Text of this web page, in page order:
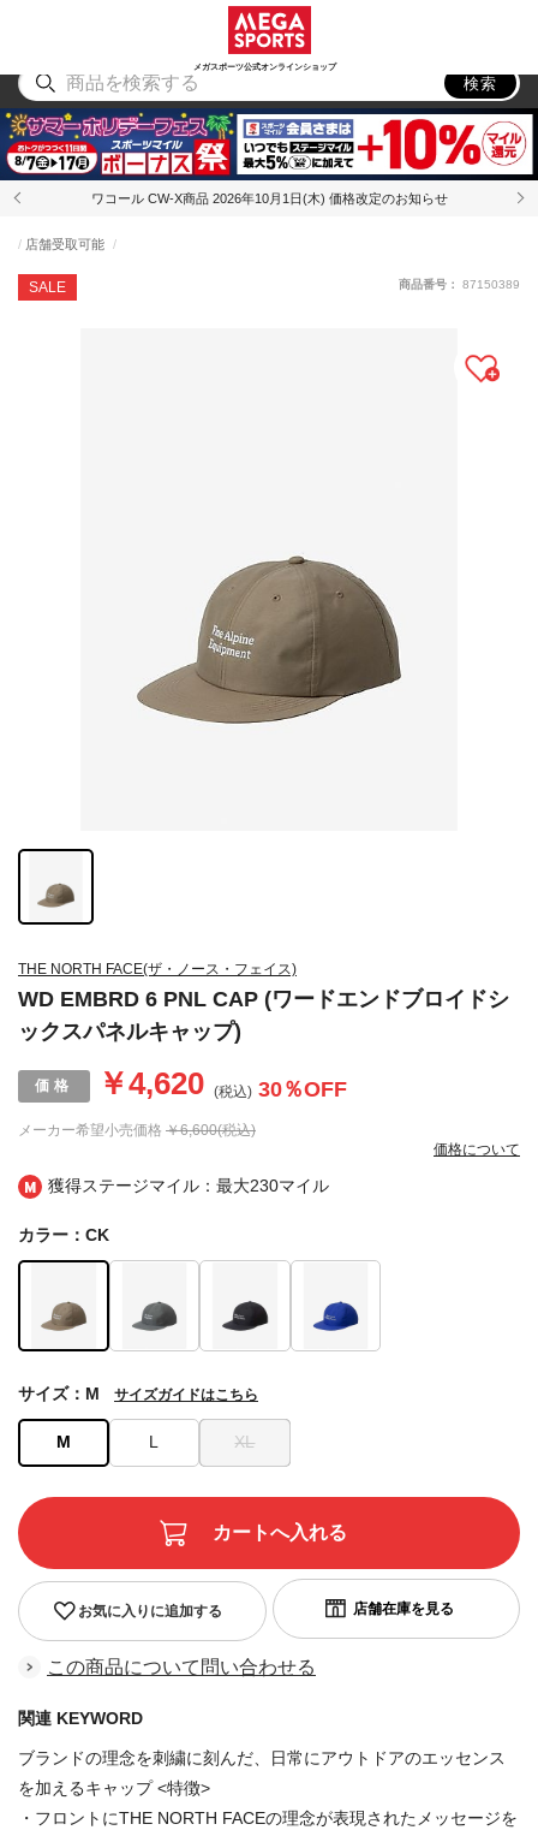
メガスポーツ公式オンラインショップ
アウトドア
検索
ワコール CW-X商品 2026年10月1日(木) 価格改定のお知らせ
獲得ステージマイル：最大230マイル
THE NORTH FACE(ザ・ノース・フェイス)
WD EMBRD 6 PNL CAP (ワードエンドブロイドシ
ックスパネルキャップ)
SALE
店舗受取可能
メーカー希望小売価格 ￥6,600(税込)
￥4,620 (税込) 30％OFF
価格について
商品番号： 87150389
カラー：CK
M L XL
サイズ：M サイズガイドはこちら
お気に入りに追加する
この商品について問い合わせる
関連 KEYWORD
ブランドの理念を刺繍に刻んだ、日常にアウトドアのエッセンス
を加えるキャップ <特徴>
・フロントにTHE NORTH FACEの理念が表現されたメッセージを